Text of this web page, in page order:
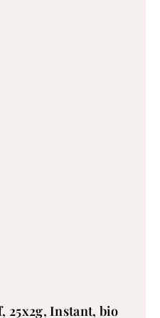
25x2g, Instant, bio